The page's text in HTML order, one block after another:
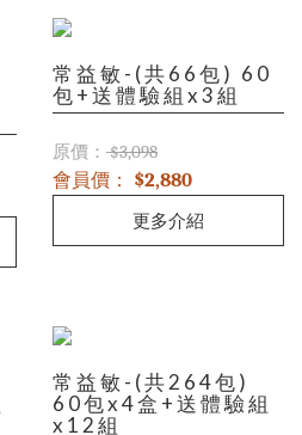
常益敏-(共66包) 60
包+送體驗組x3組
原價： $3,098
會員價： $2,880
更多介紹
常益敏-(共264包)
60包x4盒+送體驗組
x12組